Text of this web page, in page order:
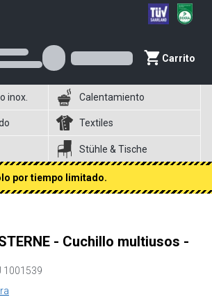
Carrito
inox. Calentamiento
Textiles
Stühle & Tische
por tiempo limitado.
- Cuchillo multiusos -
1001539